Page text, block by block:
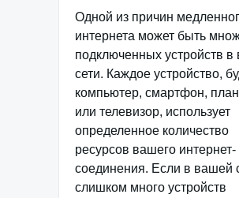
Одной из причин
интернета может быть
подключенных устройств в
сети. Каждое устройство,
компьютер, смартфон,
или телевизор, использует
определенное количество
ресурсов вашего интернет-
соединения. Если в вашей
слишком много устройств